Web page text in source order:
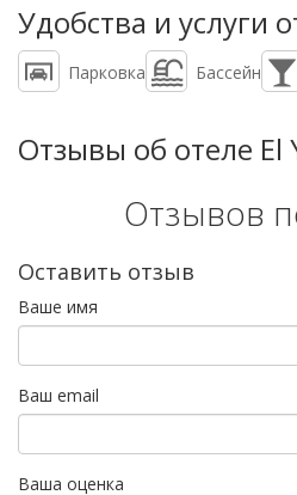
Удобства и услуги
Парковка Бассейн
Отзывы об отеле El
Отзывов
Оставить отзыв
Ваше имя
Ваш email
Ваша оценка